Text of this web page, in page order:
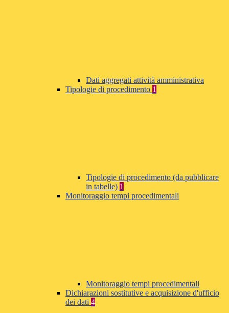
Dati aggregati attività amministrativa
Tipologie di procedimento 1
Tipologie di procedimento (da pubblicare
in tabelle) 1
Monitoraggio tempi procedimentali
Monitoraggio tempi procedimentali
Dichiarazioni sostitutive e acquisizione d'ufficio
dei dati 4